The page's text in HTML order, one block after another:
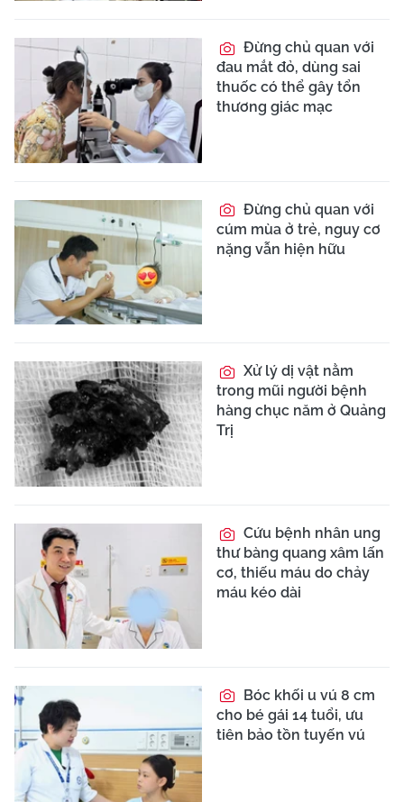
Đừng chủ quan với
đau mắt đỏ, dùng sai
thuốc có thể gây tổn
thương giác mạc
Đừng chủ quan với
cúm mùa ở trẻ, nguy cơ
nặng vẫn hiện hữu
Xử lý dị vật nằm
trong mũi người bệnh
hàng chục năm ở Quảng
Trị
Cứu bệnh nhân ung
thư bàng quang xâm lấn
cơ, thiếu máu do chảy
máu kéo dài
Bóc khối u vú 8 cm
cho bé gái 14 tuổi, ưu
tiên bảo tồn tuyến vú